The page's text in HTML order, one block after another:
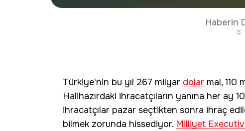
Haberin
Türkiye'nin bu yıl 267 milyar dolar mal, 110
Halihazırdaki ihracatçıların yanına her ay
ihracatçılar pazar seçtikten sonra ihraç
bilmek zorunda hissediyor. Milliyet